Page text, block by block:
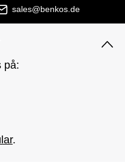
sales@benkos.de
på:
.